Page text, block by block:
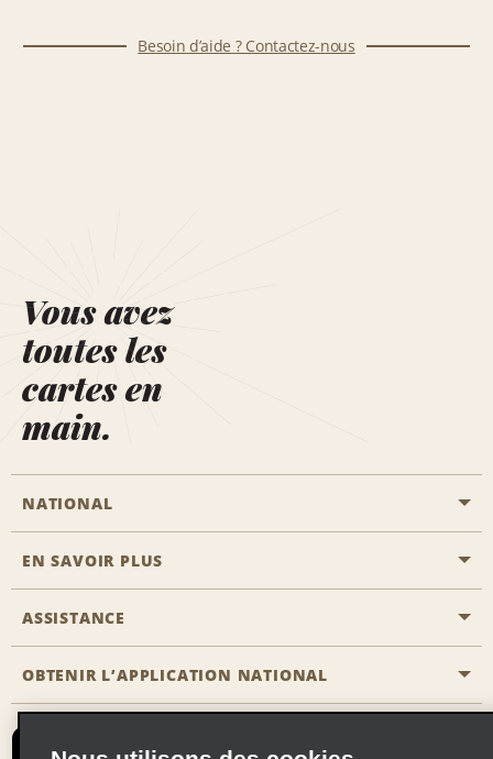
Besoin d’aide ? Contactez-nous
Vous avez
toutes les
cartes en
main.
NATIONAL
Passer une réservation
Solutions pour les professionnels
EN SAVOIR PLUS
Carrière
ASSISTANCE
Accessibilité
Nous contacter
OBTENIR L’APPLICATION NATIONAL